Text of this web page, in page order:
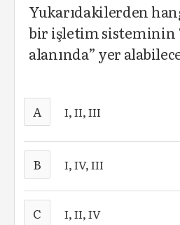
Yukarıdakilerden
bir işletim
alanında” yer
A I, II, III
B I, IV, III
C I, II, IV